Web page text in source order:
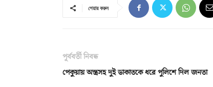
শেয়ার করুন
পূর্ববর্তী নিবন্ধ
পেকুয়ায় অস্ত্রসহ দুই ডাকাতকে ধরে পুলিশে দিল জনতা